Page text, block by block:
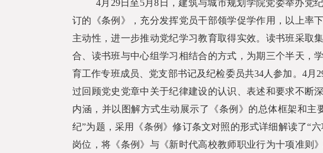
4月 29日至5月8 日，建筑与城市规划学院党委举办党
订的《条例》，充分发挥党员干部领学促学作用，以上率
主动性，进一步推动党纪学习教育取得实效。读书班采取
合、读书班与中心组学习相结合的方式，为期三个半天，
育工作专班成员、党支部书记及纪检委员共34人参加。 4月
过回顾党史党章中关于纪律建设的认识、表述和要求不断
内涵，并以图解方式生动展示了《条例》的总体框架和
纪”为题，采用《条例》修订条文对照的形式详细解读了“
岗位，将《条例》与《新时代高校教师职业行为十项准则